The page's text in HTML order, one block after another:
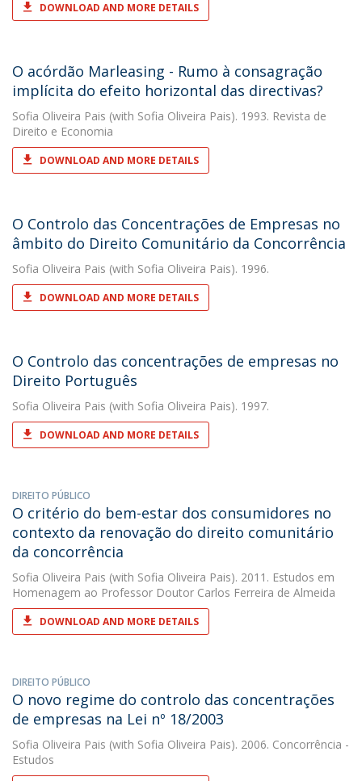
DOWNLOAD AND MORE DETAILS
O acórdão Marleasing - Rumo à consagração
implícita do efeito horizontal das directivas?
Sofia Oliveira Pais (with Sofia Oliveira Pais). 1993. Revista de
Direito e Economia
DOWNLOAD AND MORE DETAILS
O Controlo das Concentrações de Empresas no
âmbito do Direito Comunitário da Concorrência
Sofia Oliveira Pais (with Sofia Oliveira Pais). 1996.
DOWNLOAD AND MORE DETAILS
O Controlo das concentrações de empresas no
Direito Português
Sofia Oliveira Pais (with Sofia Oliveira Pais). 1997.
DOWNLOAD AND MORE DETAILS
DIREITO PÚBLICO
O critério do bem-estar dos consumidores no
contexto da renovação do direito comunitário
da concorrência
Sofia Oliveira Pais (with Sofia Oliveira Pais). 2011. Estudos em
Homenagem ao Professor Doutor Carlos Ferreira de Almeida
DOWNLOAD AND MORE DETAILS
DIREITO PÚBLICO
O novo regime do controlo das concentrações
de empresas na Lei nº 18/2003
Sofia Oliveira Pais (with Sofia Oliveira Pais). 2006. Concorrência -
Estudos